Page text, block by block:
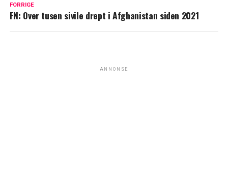
FORRIGE
FN: Over tusen sivile drept i Afghanistan siden 2021
ANNONSE